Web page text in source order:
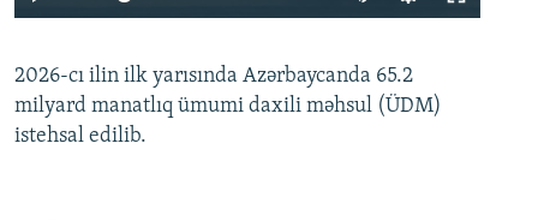
Auto 240p 360p 480p
360p
480p
2026-cı ilin ilk yarısında Azərbaycanda 65.2
milyard manatlıq ümumi daxili məhsul (ÜDM)
istehsal edilib.